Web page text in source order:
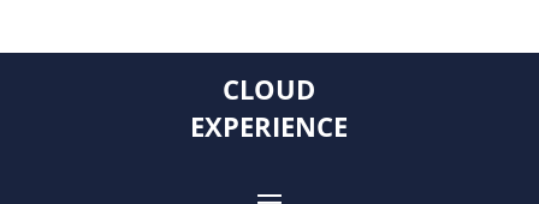
CLOUD
EXPERIENCE